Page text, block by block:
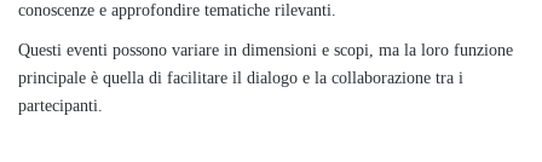
conoscenze e approfondire tematiche rilevanti.
Questi eventi possono variare in dimensioni e scopi, ma la loro funzione
principale è quella di facilitare il dialogo e la collaborazione tra i
partecipanti.